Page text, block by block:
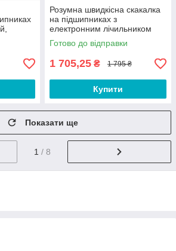
Розумна швидкісна скакалка
на підшипниках з
електронним лічильником
стрибків, калорій та
таймером для схуднення
Готово до відправки
1 705,25 ₴ 1 795 ₴
Купити
Показати ще
1 / 8